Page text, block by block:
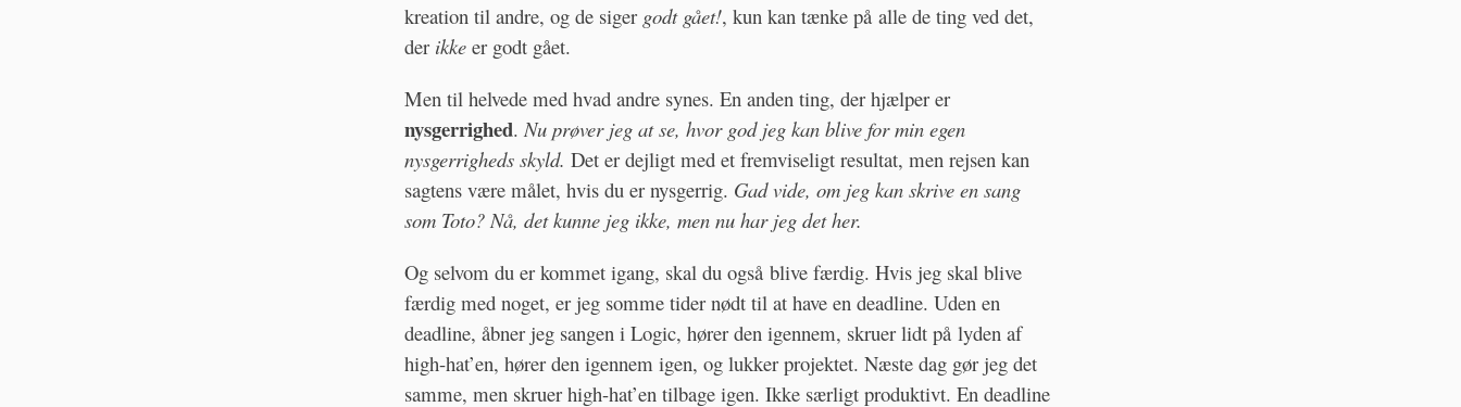
kreation til andre, og de siger godt gået!, kun kan tænke på alle de ting ved det,
der ikke er godt gået.
Men til helvede med hvad andre synes. En anden ting, der hjælper er
nysgerrighed. Nu prøver jeg at se, hvor god jeg kan blive for min egen
nysgerrigheds skyld. Det er dejligt med et fremviseligt resultat, men rejsen kan
sagtens være målet, hvis du er nysgerrig. Gad vide, om jeg kan skrive en sang
som Toto? Nå, det kunne jeg ikke, men nu har jeg det her.
Og selvom du er kommet igang, skal du også blive færdig. Hvis jeg skal blive
færdig med noget, er jeg somme tider nødt til at have en deadline. Uden en
deadline, åbner jeg sangen i Logic, hører den igennem, skruer lidt på lyden af
high-hat’en, hører den igennem igen, og lukker projektet. Næste dag gør jeg det
samme, men skruer high-hat’en tilbage igen. Ikke særligt produktivt. En deadline